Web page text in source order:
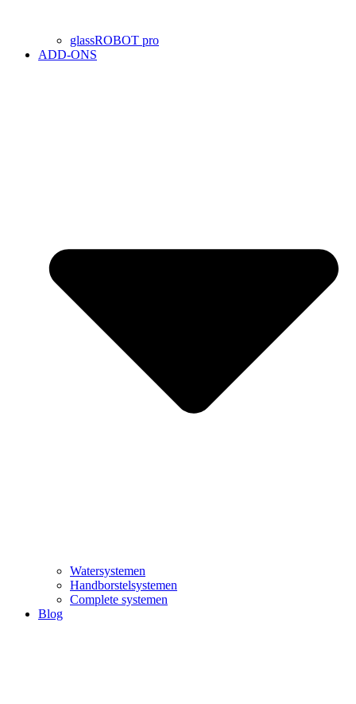
glassROBOT pro
ADD-ONS
Watersystemen
Handborstelsystemen
Complete systemen
Blog